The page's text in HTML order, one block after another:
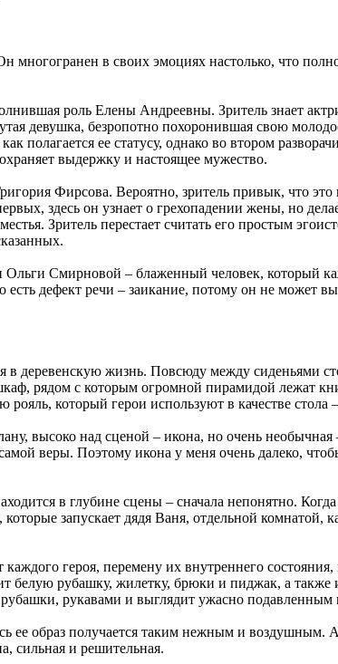
в своих эмоциях настолько, что
роль Елены Андреевны. Зритель знает
девушка, безропотно похоронившая свою
ее статусу, однако во втором
выдержку и настоящее мужество.
Фирсова. Вероятно, зритель привык, что
здесь он узнает о грехопадении жены, но
Зритель перестает считать его простым
Смирновой – блаженный человек, который
дефект речи – заикание, потому он не может
деревенскую жизнь. Повсюду между сиденьями
рядом с которым огромной пирамидой лежат
который герои используют в качестве стола
высоко над сценой – икона, но очень необычная
веры. Поэтому икона у меня очень далеко,
в глубине сцены – сначала непонятно.
запускает дядя Ваня, отдельной
героя, перемену их внутреннего
белую рубашку, жилетку, брюки и пиджак, а
рукавами и выглядит ужасно подавленным
образ получается таким нежным и воздушным.
сильная и решительная.